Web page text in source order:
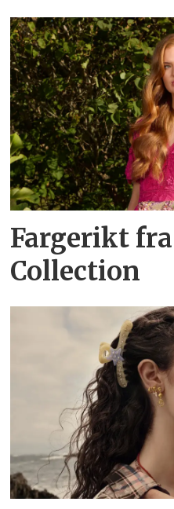
Fargerikt
Collection